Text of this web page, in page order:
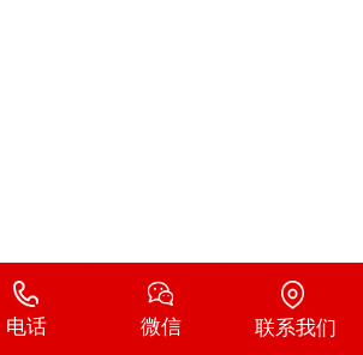
电话 微信 联系我们